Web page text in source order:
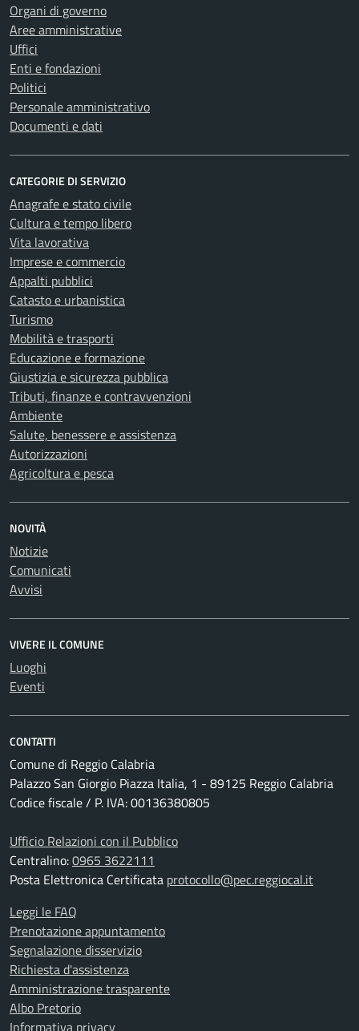
Organi di governo
Aree amministrative
Uffici
Enti e fondazioni
Politici
Personale amministrativo
Documenti e dati
CATEGORIE DI SERVIZIO
Anagrafe e stato civile
Cultura e tempo libero
Vita lavorativa
Imprese e commercio
Appalti pubblici
Catasto e urbanistica
Turismo
Mobilità e trasporti
Educazione e formazione
Giustizia e sicurezza pubblica
Tributi, finanze e contravvenzioni
Ambiente
Salute, benessere e assistenza
Autorizzazioni
Agricoltura e pesca
NOVITÀ
Notizie
Comunicati
Avvisi
VIVERE IL COMUNE
Luoghi
Eventi
CONTATTI
Comune di Reggio Calabria
Palazzo San Giorgio Piazza Italia, 1 - 89125 Reggio Calabria
Codice fiscale / P. IVA: 00136380805
Ufficio Relazioni con il Pubblico
Centralino:0965 3622111
Posta Elettronica Certificata protocollo@pec.reggiocal.it
Leggi le FAQ
Prenotazione appuntamento
Segnalazione disservizio
Richiesta d'assistenza
Amministrazione trasparente
Albo Pretorio
Informativa privacy